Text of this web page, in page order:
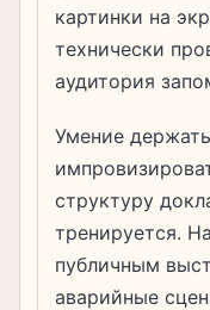
картинки на
технически
аудитория
Умение
структуру
тренируется.
публичным
аварийные